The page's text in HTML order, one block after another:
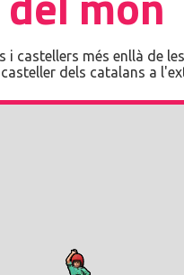
castellers més enllà de
dels catalans a